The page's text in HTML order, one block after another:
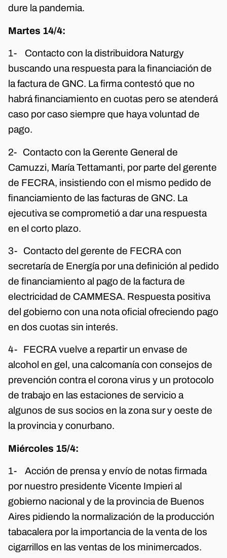
dure la pandemia.
Martes 14/4:
1- Contacto con la distribuidora Naturgy
buscando una respuesta para la financiación de
la factura de GNC. La firma contestó que no
habrá financiamiento en cuotas pero se atenderá
caso por caso siempre que haya voluntad de
pago.
2- Contacto con la Gerente General de
Camuzzi, María Tettamanti, por parte del gerente
de FECRA, insistiendo con el mismo pedido de
financiamiento de las facturas de GNC. La
ejecutiva se comprometió a dar una respuesta
en el corto plazo.
3- Contacto del gerente de FECRA con
secretaría de Energía por una definición al pedido
de financiamiento al pago de la factura de
electricidad de CAMMESA. Respuesta positiva
del gobierno con una nota oficial ofreciendo pago
en dos cuotas sin interés.
4- FECRA vuelve a repartir un envase de
alcohol en gel, una calcomanía con consejos de
prevención contra el corona virus y un protocolo
de trabajo en las estaciones de servicio a
algunos de sus socios en la zona sur y oeste de
la provincia y conurbano.
Miércoles 15/4:
1- Acción de prensa y envío de notas firmada
por nuestro presidente Vicente Impieri al
gobierno nacional y de la provincia de Buenos
Aires pidiendo la normalización de la producción
tabacalera por la importancia de la venta de los
cigarrillos en las ventas de los minimercados.